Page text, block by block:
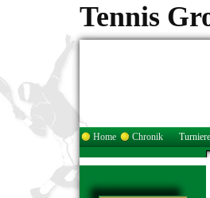
Tennis
Home Chronik Turniere